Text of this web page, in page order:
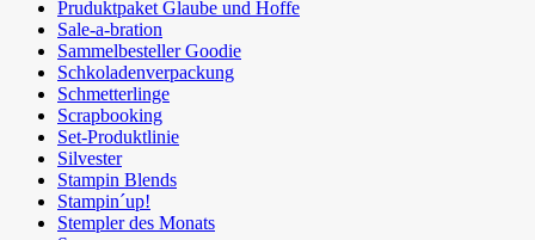
Pruduktpaket Glaube und Hoffe
Sale-a-bration
Sammelbesteller Goodie
Schkoladenverpackung
Schmetterlinge
Scrapbooking
Set-Produktlinie
Silvester
Stampin Blends
Stampin´up!
Stempler des Monats